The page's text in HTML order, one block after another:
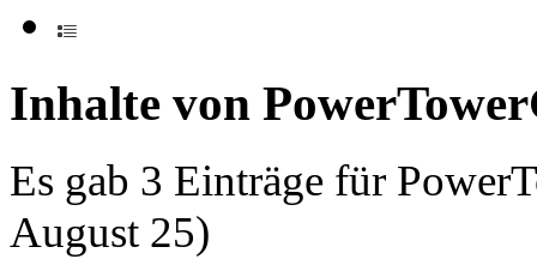
Inhalte von
Es gab 3 Einträge für
August 25)